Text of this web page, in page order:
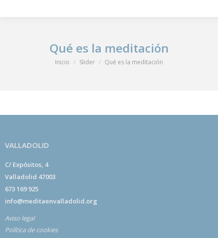
Qué es la meditación
Estás aquí:
Inicio Slider Qué es la meditación
VALLADOLID
C/ Expósitos, 4
Valladolid 47003
673 169 925
info@meditaenvalladolid.org
Aviso legal
Política de cookies